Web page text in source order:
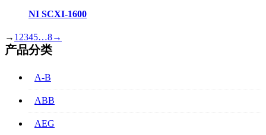
NI SCXI-1600
→ 1 2345…8→
产品分类
A-B
ABB
AEG